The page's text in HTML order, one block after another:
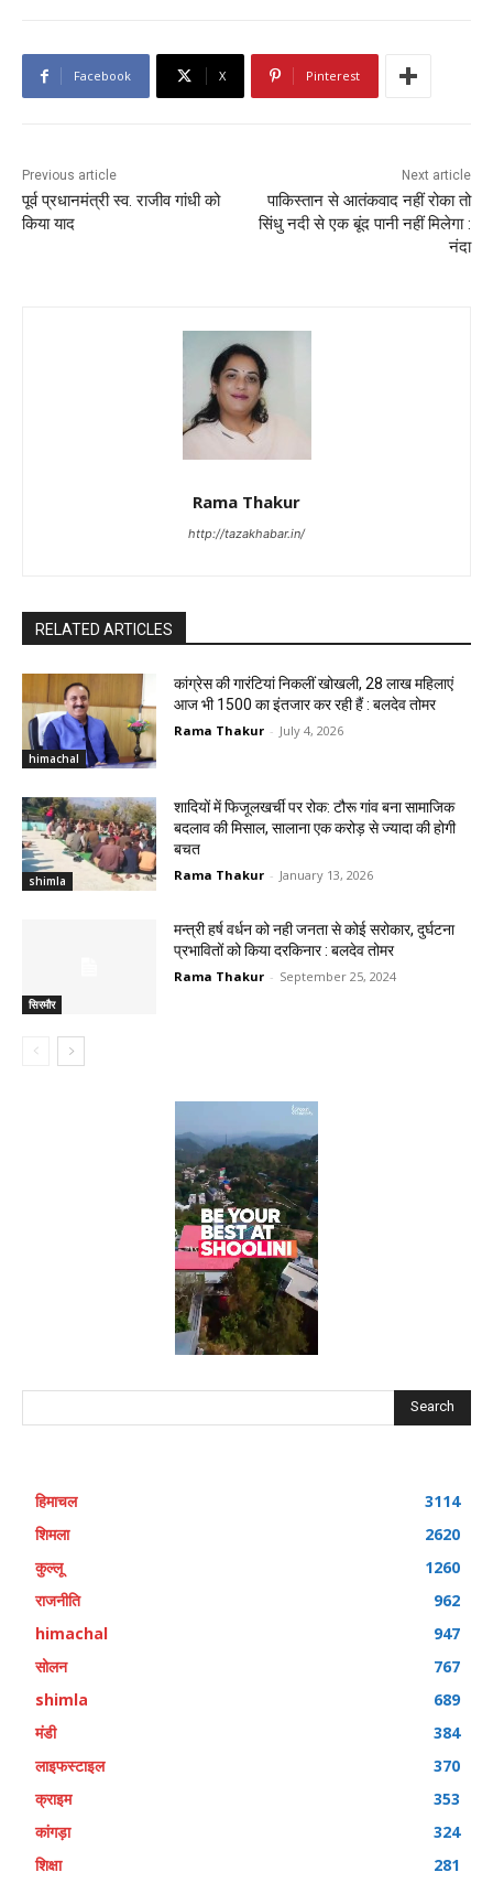
Facebook X Pinterest
Previous article
पूर्व प्रधानमंत्री स्व. राजीव गांधी को
किया याद
Next article
पाकिस्तान से आतंकवाद नहीं रोका तो
सिंधु नदी से एक बूंद पानी नहीं मिलेगा :
नंदा
Rama Thakur
http://tazakhabar.in/
RELATED ARTICLES
himachal
कांग्रेस की गारंटियां निकलीं खोखली, 28 लाख महिलाएं
आज भी ₹1500 का इंतजार कर रही हैं : बलदेव तोमर
Rama Thakur - July 4, 2026
shimla
शादियों में फिजूलखर्ची पर रोक: टौरू गांव बना सामाजिक
बदलाव की मिसाल, सालाना एक करोड़ से ज्यादा की होगी
बचत
Rama Thakur - January 13, 2026
सिरमौर
मन्त्री हर्ष वर्धन को नही जनता से कोई सरोकार, दुर्घटना
प्रभावितों को किया दरकिनार : बलदेव तोमर
Rama Thakur - September 25, 2024
Search
हिमाचल
3114
शिमला
2620
कुल्लू
1260
राजनीति
962
himachal
947
सोलन
767
shimla
689
मंडी
384
लाइफस्टाइल
370
क्राइम
353
कांगड़ा
324
शिक्षा
281